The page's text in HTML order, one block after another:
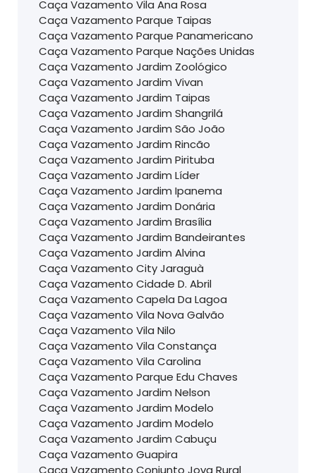
Caça Vazamento Vila Ana Rosa
Caça Vazamento Parque Taipas
Caça Vazamento Parque Panamericano
Caça Vazamento Parque Nações Unidas
Caça Vazamento Jardim Zoológico
Caça Vazamento Jardim Vivan
Caça Vazamento Jardim Taipas
Caça Vazamento Jardim Shangrilá
Caça Vazamento Jardim São João
Caça Vazamento Jardim Rincão
Caça Vazamento Jardim Pirituba
Caça Vazamento Jardim Líder
Caça Vazamento Jardim Ipanema
Caça Vazamento Jardim Donária
Caça Vazamento Jardim Brasília
Caça Vazamento Jardim Bandeirantes
Caça Vazamento Jardim Alvina
Caça Vazamento City Jaraguà
Caça Vazamento Cidade D. Abril
Caça Vazamento Capela Da Lagoa
Caça Vazamento Vila Nova Galvão
Caça Vazamento Vila Nilo
Caça Vazamento Vila Constança
Caça Vazamento Vila Carolina
Caça Vazamento Parque Edu Chaves
Caça Vazamento Jardim Nelson
Caça Vazamento Jardim Modelo
Caça Vazamento Jardim Modelo
Caça Vazamento Jardim Cabuçu
Caça Vazamento Guapira
Caça Vazamento Conjunto Jova Rural